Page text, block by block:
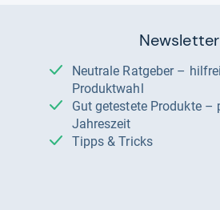
Newsletter
Neutrale Ratgeber – hilfreich für Ihre
Produktwahl
Gut getestete Produkte – passend zur
Jahreszeit
Tipps & Tricks